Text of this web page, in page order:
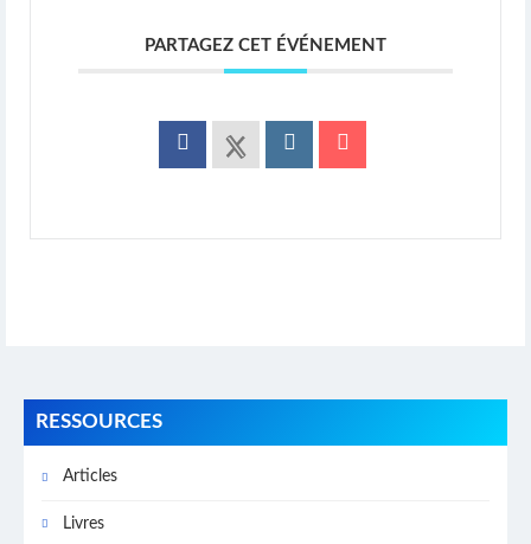
PARTAGEZ CET ÉVÉNEMENT
RESSOURCES
Articles
Livres